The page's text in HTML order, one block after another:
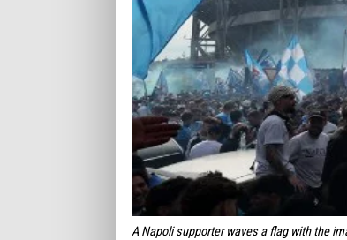
A Napoli supporter waves a flag with the